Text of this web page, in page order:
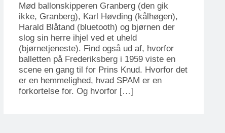
Mød ballonskipperen Granberg (den gik
ikke, Granberg), Karl Høvding (kålhøgen),
Harald Blåtand (bluetooth) og bjørnen der
slog sin herre ihjel ved et uheld
(bjørnetjeneste). Find også ud af, hvorfor
balletten på Frederiksberg i 1959 viste en
scene en gang til for Prins Knud. Hvorfor det
er en hemmelighed, hvad SPAM er en
forkortelse for. Og hvorfor […]